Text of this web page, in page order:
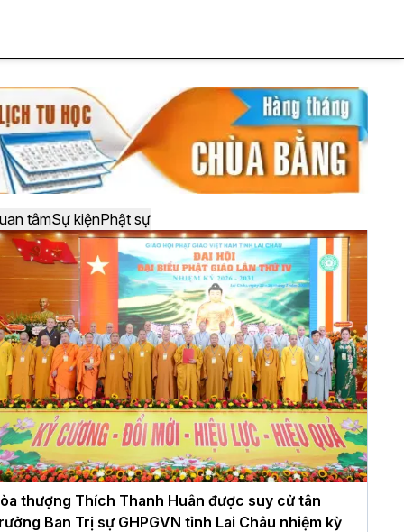
tâmSự kiệnPhật sự
thượng Thích Thanh Huân được suy cử tân
Ban Trị sự GHPGVN tỉnh Lai Châu nhiệm kỳ